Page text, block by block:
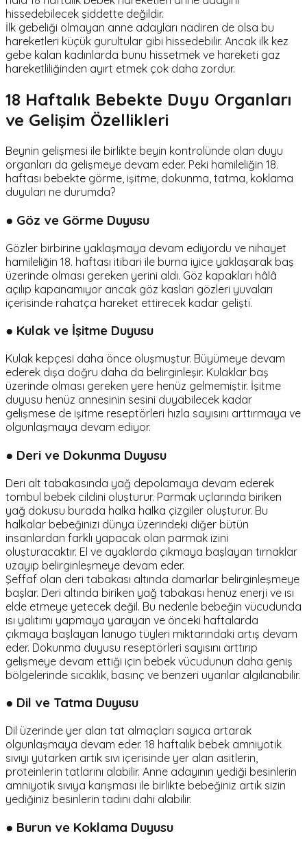
hissedebilecek şiddette değildir.
İlk gebeliği olmayan anne adayları nadiren de olsa bu
hareketleri küçük gurultular gibi hissedebilir. Ancak ilk kez
gebe kalan kadınlarda bunu hissetmek ve hareketi gaz
hareketliliğinden ayırt etmek çok daha zordur.
18 Haftalık Bebekte Duyu Organları
ve Gelişim Özellikleri
Beynin gelişmesi ile birlikte beyin kontrolünde olan duyu
organları da gelişmeye devam eder. Peki hamileliğin 18.
haftası bebekte görme, işitme, dokunma, tatma, koklama
duyuları ne durumda?
● Göz ve Görme Duyusu
Gözler birbirine yaklaşmaya devam ediyordu ve nihayet
hamileliğin 18. haftası itibari ile burna iyice yaklaşarak baş
üzerinde olması gereken yerini aldı. Göz kapakları hâlâ
açılıp kapanamıyor ancak göz kasları gözleri yuvaları
içerisinde rahatça hareket ettirecek kadar gelişti.
● Kulak ve İşitme Duyusu
Kulak kepçesi daha önce oluşmuştur. Büyümeye devam
ederek dışa doğru daha da belirginleşir. Kulaklar baş
üzerinde olması gereken yere henüz gelmemiştir. İşitme
duyusu henüz annesinin sesini duyabilecek kadar
gelişmese de işitme reseptörleri hızla sayısını arttırmaya ve
olgunlaşmaya devam ediyor.
● Deri ve Dokunma Duyusu
Deri alt tabakasında yağ depolamaya devam ederek
tombul bebek cildini oluşturur. Parmak uçlarında biriken
yağ dokusu burada halka halka çizgiler oluşturur. Bu
halkalar bebeğinizi dünya üzerindeki diğer bütün
insanlardan farklı yapacak olan parmak izini
oluşturacaktır. El ve ayaklarda çıkmaya başlayan tırnaklar
uzayıp belirginleşmeye devam eder.
Şeffaf olan deri tabakası altında damarlar belirginleşmeye
başlar. Deri altında biriken yağ tabakası henüz enerji ve ısı
elde etmeye yetecek değil. Bu nedenle bebeğin vücudunda
ısı yalıtımı yapmaya yarayan ve önceki haftalarda
çıkmaya başlayan lanugo tüyleri miktarındaki artış devam
eder. Dokunma duyusu reseptörleri sayısını arttırıp
gelişmeye devam ettiği için bebek vücudunun daha geniş
bölgelerinde sıcaklık, basınç ve benzeri uyarılar algılanabilir.
● Dil ve Tatma Duyusu
Dil üzerinde yer alan tat almaçları sayıca artarak
olgunlaşmaya devam eder. 18 haftalık bebek amniyotik
sıvıyı yutarken artık sıvı içerisinde yer alan asitlerin,
proteinlerin tatlarını alabilir. Anne adayının yediği besinlerin
amniyotik sıvıya karışması ile birlikte bebeğiniz artık sizin
yediğiniz besinlerin tadını dahi alabilir.
● Burun ve Koklama Duyusu